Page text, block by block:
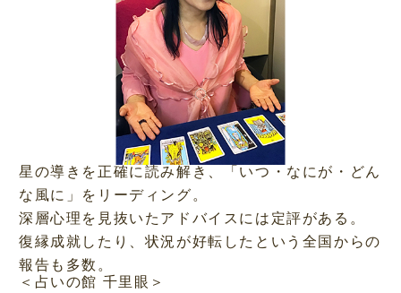
星の導きを正確に読み解き、「いつ・なにが・どん
な風に」をリーディング。
深層心理を見抜いたアドバイスには定評がある。
復縁成就したり、状況が好転したという全国からの
報告も多数。
＜占いの館 千里眼＞